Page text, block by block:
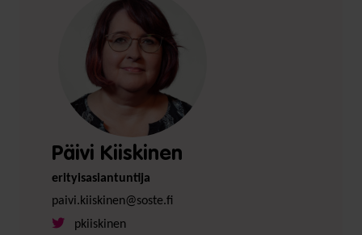
Päivi Kiiskinen
erityisasiantuntija
paivi.kiiskinen@soste.fi
pkiiskinen